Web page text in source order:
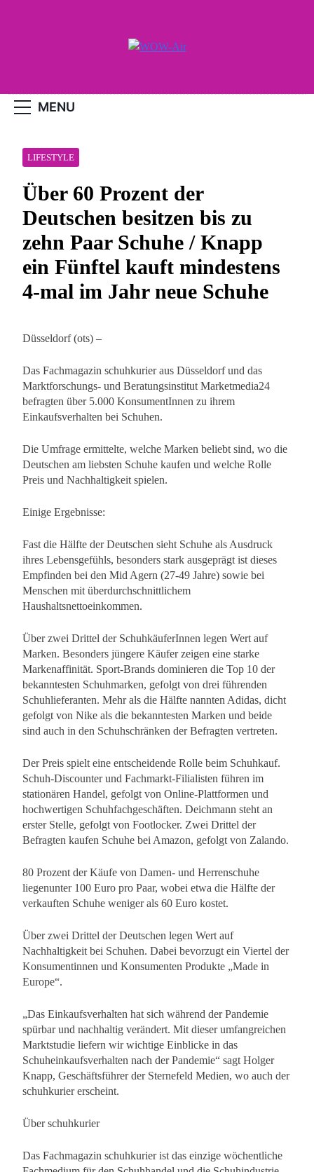
MENU
LIFESTYLE
Über 60 Prozent der
Deutschen besitzen bis zu
zehn Paar Schuhe / Knapp
ein Fünftel kauft mindestens
4-mal im Jahr neue Schuhe
Düsseldorf (ots) –
Das Fachmagazin schuhkurier aus Düsseldorf und das
Marktforschungs- und Beratungsinstitut Marketmedia24
befragten über 5.000 KonsumentInnen zu ihrem
Einkaufsverhalten bei Schuhen.
Die Umfrage ermittelte, welche Marken beliebt sind, wo die
Deutschen am liebsten Schuhe kaufen und welche Rolle
Preis und Nachhaltigkeit spielen.
Einige Ergebnisse:
Fast die Hälfte der Deutschen sieht Schuhe als Ausdruck
ihres Lebensgefühls, besonders stark ausgeprägt ist dieses
Empfinden bei den Mid Agern (27-49 Jahre) sowie bei
Menschen mit überdurchschnittlichem
Haushaltsnettoeinkommen.
Über zwei Drittel der SchuhkäuferInnen legen Wert auf
Marken. Besonders jüngere Käufer zeigen eine starke
Markenaffinität. Sport-Brands dominieren die Top 10 der
bekanntesten Schuhmarken, gefolgt von drei führenden
Schuhlieferanten. Mehr als die Hälfte nannten Adidas, dicht
gefolgt von Nike als die bekanntesten Marken und beide
sind auch in den Schuhschränken der Befragten vertreten.
Der Preis spielt eine entscheidende Rolle beim Schuhkauf.
Schuh-Discounter und Fachmarkt-Filialisten führen im
stationären Handel, gefolgt von Online-Plattformen und
hochwertigen Schuhfachgeschäften. Deichmann steht an
erster Stelle, gefolgt von Footlocker. Zwei Drittel der
Befragten kaufen Schuhe bei Amazon, gefolgt von Zalando.
80 Prozent der Käufe von Damen- und Herrenschuhe
liegenunter 100 Euro pro Paar, wobei etwa die Hälfte der
verkauften Schuhe weniger als 60 Euro kostet.
Über zwei Drittel der Deutschen legen Wert auf
Nachhaltigkeit bei Schuhen. Dabei bevorzugt ein Viertel der
Konsumentinnen und Konsumenten Produkte „Made in
Europe“.
„Das Einkaufsverhalten hat sich während der Pandemie
spürbar und nachhaltig verändert. Mit dieser umfangreichen
Marktstudie liefern wir wichtige Einblicke in das
Schuheinkaufsverhalten nach der Pandemie“ sagt Holger
Knapp, Geschäftsführer der Sternefeld Medien, wo auch der
schuhkurier erscheint.
Über schuhkurier
Das Fachmagazin schuhkurier ist das einzige wöchentliche